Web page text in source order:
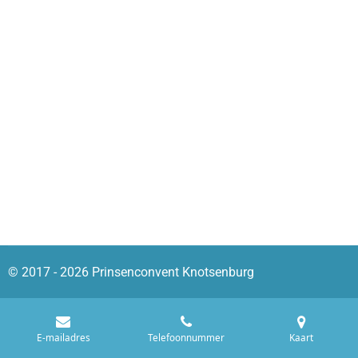
© 2017 - 2026 Prinsenconvent Knotsenburg
E-mailadres Telefoonnummer Kaart